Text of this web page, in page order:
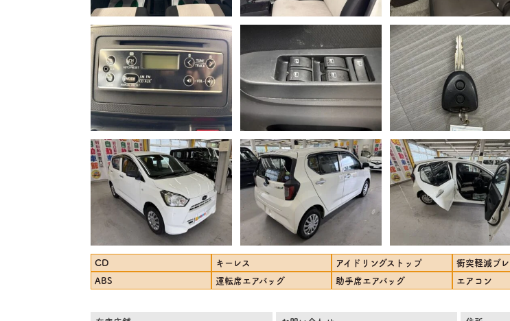
CD キーレス アイドリングストップ 衝突軽減ブ
ABS
運転席エアバッグ 助手席エアバッグ エアコン